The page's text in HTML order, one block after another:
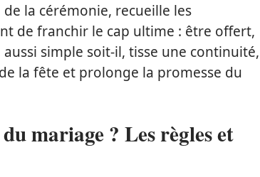
la cérémonie, recueille les
de franchir le cap ultime : être offert,
simple soit-il, tisse une continuité,
la fête et prolonge la promesse du
mariage ? Les règles et